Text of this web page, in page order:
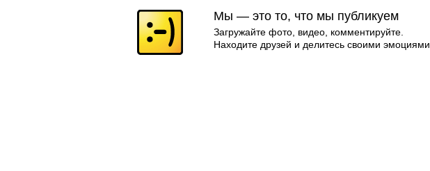
Мы — это то, что мы публикуем
Загружайте фото, видео, комментируйте.
Находите друзей и делитесь своими эмоциями.